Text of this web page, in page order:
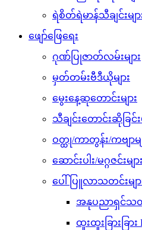
ရဲစိတ်ရဲမာန်သီချင်းမျာ
ဖျော်ဖြေရေး
ဂုဏ်ပြုဇာတ်လမ်းများ
မှတ်တမ်းဗီဒီယိုများ
မွေးနေ့ဆုတောင်းများ
သီချင်းတောင်းဆိုခြင်း
ဝတ္ထု/ကာတွန်း/ကဗျာမျ
ဆောင်းပါး/မဂ္ဂဇင်းများ
ပေါ်ပြူလာသတင်းမျာ
အနုပညာရှင်သတ
ထူးထူးခြားခြား